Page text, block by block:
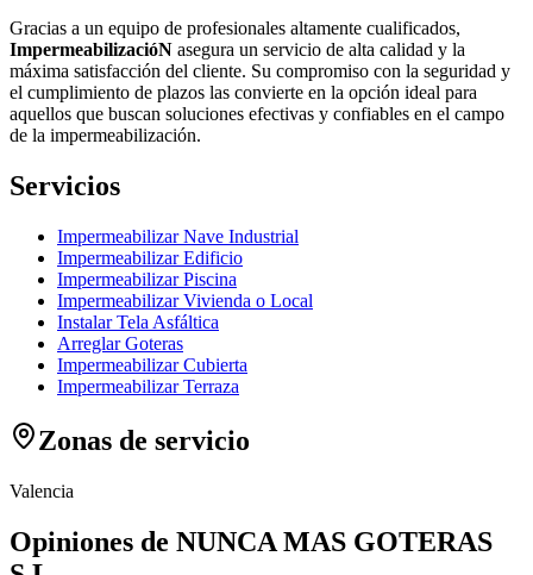
Gracias a un equipo de profesionales altamente cualificados,
ImpermeabilizacióN asegura un servicio de alta calidad y la
máxima satisfacción del cliente. Su compromiso con la seguridad y
el cumplimiento de plazos las convierte en la opción ideal para
aquellos que buscan soluciones efectivas y confiables en el campo
de la impermeabilización.
Servicios
Impermeabilizar Nave Industrial
Impermeabilizar Edificio
Impermeabilizar Piscina
Impermeabilizar Vivienda o Local
Instalar Tela Asfáltica
Arreglar Goteras
Impermeabilizar Cubierta
Impermeabilizar Terraza
Zonas de servicio
Valencia
Opiniones de NUNCA MAS GOTERAS